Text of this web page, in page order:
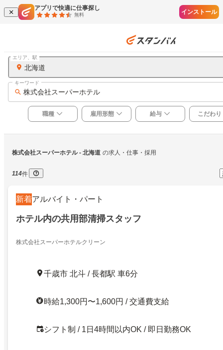
アプリで快適に仕事探し
無料 インストール
北海道
エリア、駅
株式会社スーパーホテル
キーワード
職種 雇用形態 給与 こだわり
株式会社スーパーホテル - 北海道 の求人・仕事・採用
114件
新着アルバイト・パート
ホテル内の共用部清掃スタッフ
株式会社スーパーホテルクリーン
千歳市 北斗 / 長都駅 車6分
時給1,300円〜1,600円 / 交通費支給
シフト制 / 1日4時間以内OK / 即日勤務OK